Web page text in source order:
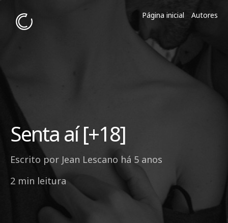
Página inicial Autores
Senta aí [+18]
Escrito por Jean Lescano há 5 anos
2 min leitura